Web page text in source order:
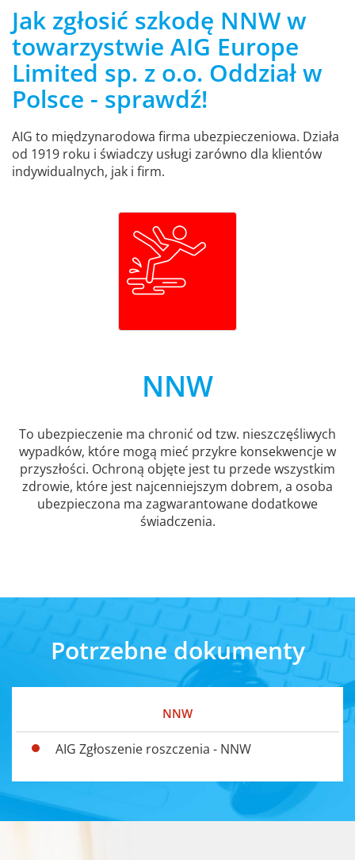
Jak zgłosić szkodę NNW w
towarzystwie AIG Europe
Limited sp. z o.o. Oddział w
Polsce - sprawdź!
AIG to międzynarodowa firma ubezpieczeniowa. Działa
od 1919 roku i świadczy usługi zarówno dla klientów
indywidualnych, jak i firm.
NNW
To ubezpieczenie ma chronić od tzw. nieszczęśliwych
wypadków, które mogą mieć przykre konsekwencje w
przyszłości. Ochroną objęte jest tu przede wszystkim
zdrowie, które jest najcenniejszym dobrem, a osoba
ubezpieczona ma zagwarantowane dodatkowe
świadczenia.
Potrzebne dokumenty
NNW
AIG Zgłoszenie roszczenia - NNW